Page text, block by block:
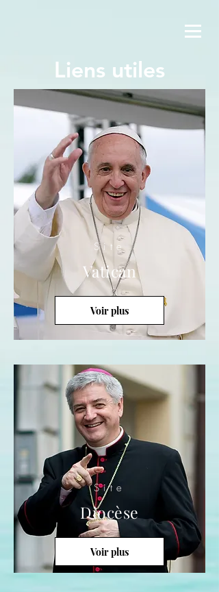
Liens utiles
Site
Vatican
Voir plus
Site
Diocèse
Voir plus